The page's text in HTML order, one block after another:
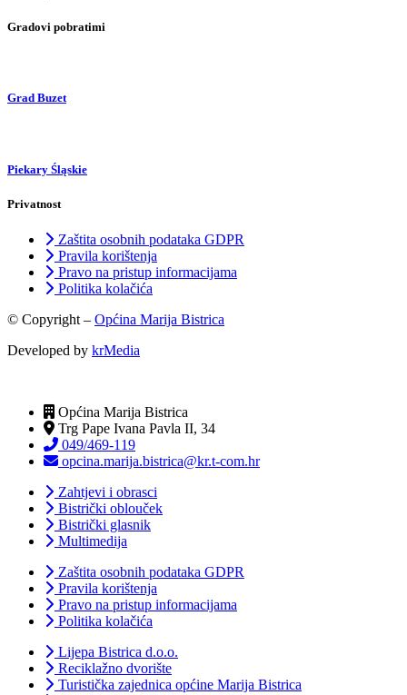
Gradovi pobratimi
Grad Buzet
Piekary Śląskie
Privatnost
Zaštita osobnih podataka GDPR
Pravila korištenja
Pravo na pristup informacijama
Politika kolačića
© Copyright – Općina Marija Bistrica
Developed by krMedia
Općina Marija Bistrica
Trg Pape Ivana Pavla II, 34
049/469-119
opcina.marija.bistrica@kr.t-com.hr
Zahtjevi i obrasci
Bistrički oblouček
Bistrički glasnik
Multimedija
Zaštita osobnih podataka GDPR
Pravila korištenja
Pravo na pristup informacijama
Politika kolačića
Lijepa Bistrica d.o.o.
Reciklažno dvorište
Turistička zajednica općine Marija Bistrica